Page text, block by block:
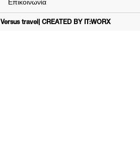
Επικοινωνία
Versus travel | CREATED BY IT:WORX